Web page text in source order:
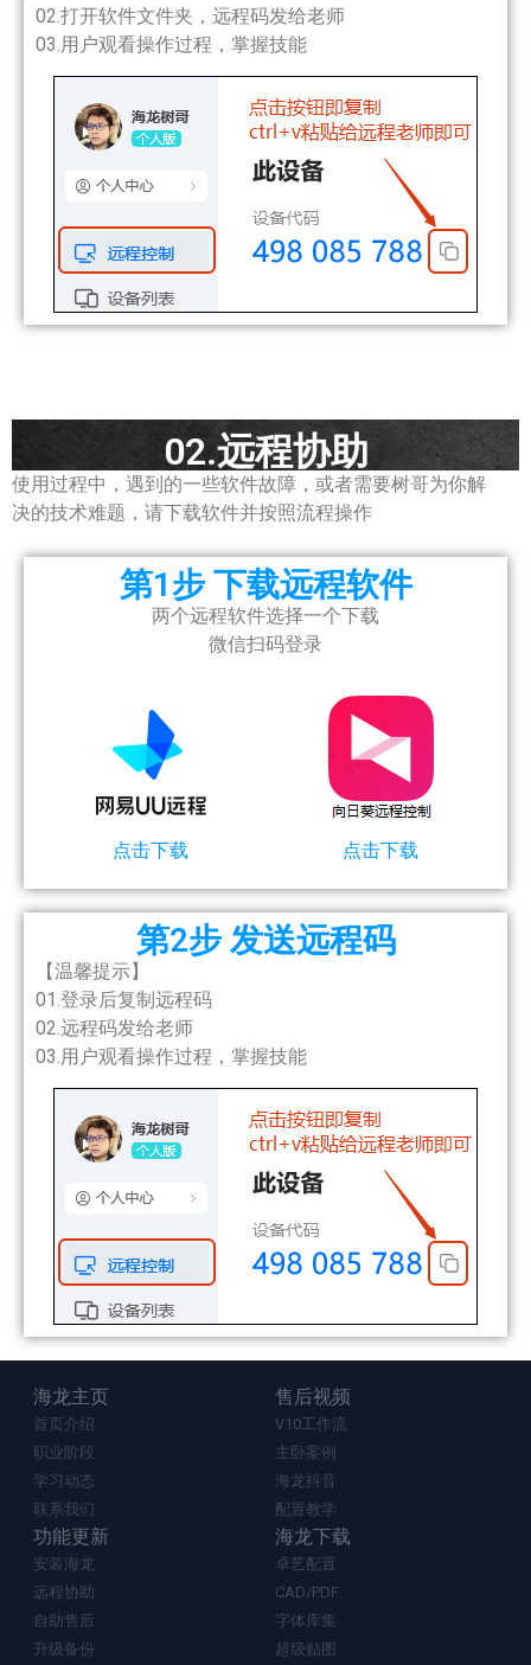
02.打开软件文件夹， 远程码发给老师
03.用户观看操作过程，掌握技能
02.远程协助
使用过程中，遇到的一些软件故障，或者需要树哥为你解
决的技术难题，请下载软件并按照流程操作
第1步 下载远程软件
两个远程软件选择一个下载
微信扫码登录
点击下载 点击下载
第2步 发送远程码
【温馨提示】
01.登录后复制远程码
02.远程码发给老师
03.用户观看操作过程，掌握技能
海龙主页
首页介绍
职业阶段
学习动态
联系我们
售后视频
V10工作流
主卧案例
海龙抖音
配置教学
功能更新
安装海龙
远程协助
自助售后
升级备份
海龙下载
卓艺配置
CAD/PDF
字体库集
超级贴图